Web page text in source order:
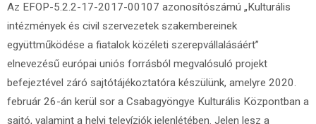
Az EFOP-5.2.2-17-2017-00107 azonosítószámú „Kulturális
intézmények és civil szervezetek szakembereinek
együttműködése a fiatalok közéleti szerepvállalásáért”
elnevezésű európai uniós forrásból megvalósuló projekt
befejeztével záró sajtótájékoztatóra készülünk, amelyre 2020.
február 26-án kerül sor a Csabagyöngye Kulturális Központban a
sajtó, valamint a helyi televíziók jelenlétében. Jelen lesz a